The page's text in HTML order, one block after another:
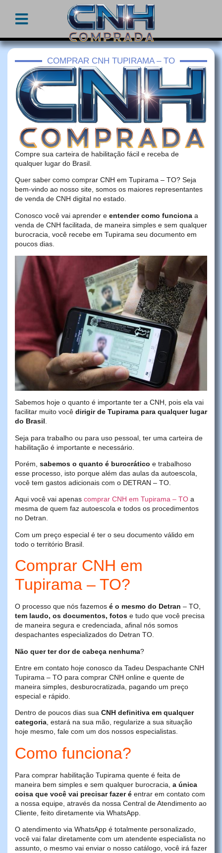
COMPRAR CNH TUPIRAMA – TO
Compre sua carteira de habilitação fácil e receba de
qualquer lugar do Brasil.
Quer saber como comprar CNH em Tupirama – TO? Seja
bem-vindo ao nosso site, somos os maiores representantes
de venda de CNH digital no estado.
Conosco você vai aprender e entender como funciona a
venda de CNH facilitada, de maneira simples e sem qualquer
burocracia, você recebe em Tupirama seu documento em
poucos dias.
Sabemos hoje o quanto é importante ter a CNH, pois ela vai
facilitar muito você dirigir de Tupirama para qualquer lugar
do Brasil.
Seja para trabalho ou para uso pessoal, ter uma carteira de
habilitação é importante e necessário.
Porém, sabemos o quanto é burocrático e trabalhoso
esse processo, isto porque além das aulas da autoescola,
você tem gastos adicionais com o DETRAN – TO.
Aqui você vai apenas comprar CNH em Tupirama – TO a
mesma de quem faz autoescola e todos os procedimentos
no Detran.
Com um preço especial é ter o seu documento válido em
todo o território Brasil.
Comprar CNH em
Tupirama – TO?
O processo que nós fazemos é o mesmo do Detran – TO,
tem laudo, os documentos, fotos e tudo que você precisa
de maneira segura e credenciada, afinal nós somos
despachantes especializados do Detran TO.
Não quer ter dor de cabeça nenhuma?
Entre em contato hoje conosco da Tadeu Despachante CNH
Tupirama – TO para comprar CNH online e quente de
maneira simples, desburocratizada, pagando um preço
especial e rápido.
Dentro de poucos dias sua CNH definitiva em qualquer
categoria, estará na sua mão, regularize a sua situação
hoje mesmo, fale com um dos nossos especialistas.
Como funciona?
Para comprar habilitação Tupirama quente é feita de
maneira bem simples e sem qualquer burocracia, a única
coisa que você vai precisar fazer é entrar em contato com
a nossa equipe, através da nossa Central de Atendimento ao
Cliente, feito diretamente via WhatsApp.
O atendimento via WhatsApp é totalmente personalizado,
você vai falar diretamente com um atendente especialista no
assunto, o mesmo vai enviar o nosso catálogo, você irá fazer